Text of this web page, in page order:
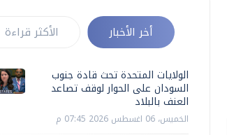
أخر الأخبار الأكثر قراءة
الولايات المتحدة تحث قادة جنوب
السودان على الحوار لوقف تصاعد
العنف بالبلاد
الخميس، 06 اغسطس 2026 07:45 م